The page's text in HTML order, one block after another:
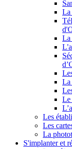
La
La
La
Le
Les
Les
La
S'implanter et